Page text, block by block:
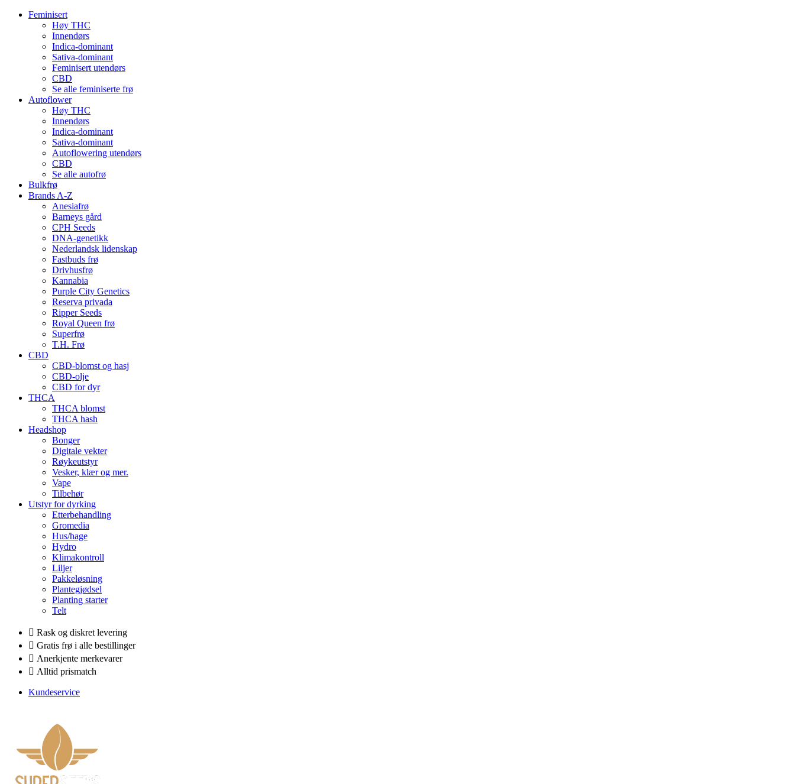
Feminisert
Høy THC
Innendørs
Indica-dominant
Sativa-dominant
Feminisert utendørs
CBD
Se alle feminiserte frø
Autoflower
Høy THC
Innendørs
Indica-dominant
Sativa-dominant
Autoflowering utendørs
CBD
Se alle autofrø
Bulkfrø
Brands A-Z
Anesiafrø
Barneys gård
CPH Seeds
DNA-genetikk
Nederlandsk lidenskap
Fastbuds frø
Drivhusfrø
Kannabia
Purple City Genetics
Reserva privada
Ripper Seeds
Royal Queen frø
Superfrø
T.H. Frø
CBD
CBD-blomst og hasj
CBD-olje
CBD for dyr
THCA
THCA blomst
THCA hash
Headshop
Bonger
Digitale vekter
Røykeutstyr
Vesker, klær og mer.
Vape
Tilbehør
Utstyr for dyrking
Etterbehandling
Gromedia
Hus/hage
Hydro
Klimakontroll
Liljer
Pakkeløsning
Plantegjødsel
Planting starter
Telt
Rask og diskret levering
Gratis frø i alle bestillinger
Anerkjente merkevarer
Alltid prismatch
Kundeservice